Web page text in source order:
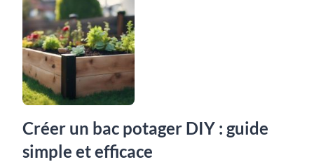
Créer un bac potager DIY : guide
simple et efficace